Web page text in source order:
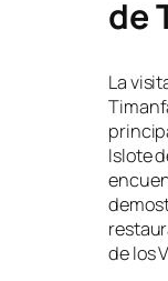
de
La
Islote
de los